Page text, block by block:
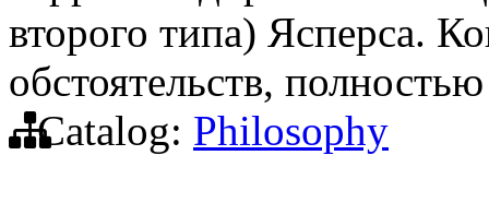
второго типа) Ясперса.
обстоятельств,
Catalog: Philosophy